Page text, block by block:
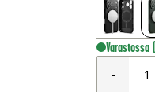
Varastossa
-